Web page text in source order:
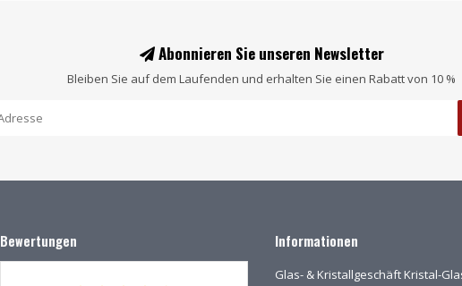
Abonnieren Sie unseren Newsletter
Bleiben Sie auf dem Laufenden und erhalten Sie einen Rabatt von 10 %
Bewertungen Informationen
Glas- & Kristallgeschäft Kristal-